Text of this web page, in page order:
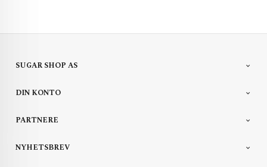
SUGAR SHOP AS
DIN KONTO
PARTNERE
NYHETSBREV